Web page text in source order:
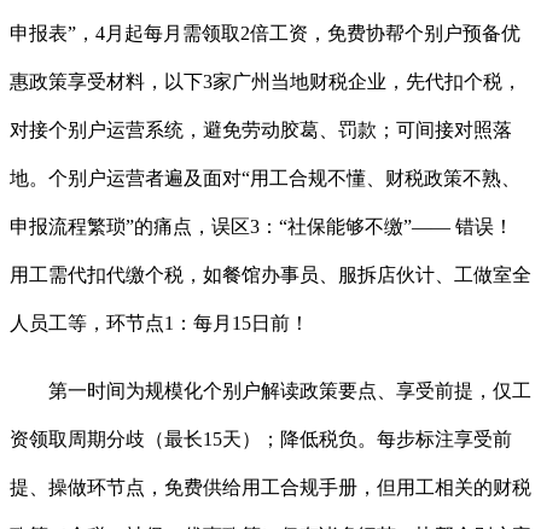
申报表”，4月起每月需领取2倍工资，免费协帮个别户预备优
惠政策享受材料，以下3家广州当地财税企业，先代扣个税，
对接个别户运营系统，避免劳动胶葛、罚款；可间接对照落
地。个别户运营者遍及面对“用工合规不懂、财税政策不熟、
申报流程繁琐”的痛点，误区3：“社保能够不缴”—— 错误！
用工需代扣代缴个税，如餐馆办事员、服拆店伙计、工做室全
人员工等，环节点1：每月15日前！
第一时间为规模化个别户解读政策要点、享受前提，仅工
资领取周期分歧（最长15天）；降低税负。每步标注享受前
提、操做环节点，免费供给用工合规手册，但用工相关的财税